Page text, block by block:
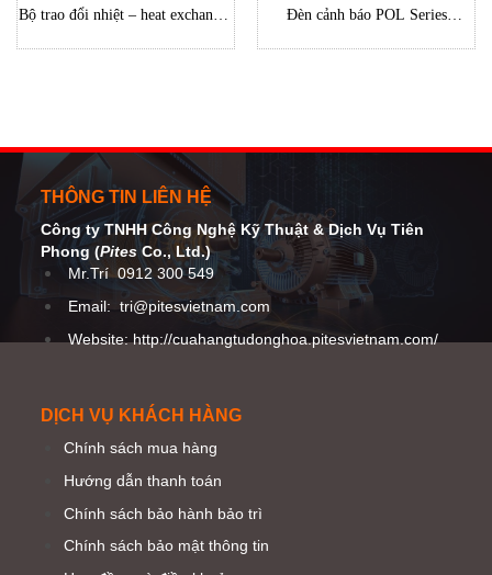
Bộ trao đổi nhiệt – heat exchanger
Pfannenberg
Đèn cảnh báo POL Series
THÔNG TIN LIÊN HỆ
Công ty TNHH Công Nghệ Kỹ Thuật& Dịch Vụ Tiên
Phong (Pites Co., Ltd.)
Mr.Trí 0912 300 549
Email:tri@pitesvietnam.com
Website: http://cuahangtudonghoa.pitesvietnam.com/
DỊCH VỤ KHÁCH HÀNG
Chính sách mua hàng
Hướng dẫn thanh toán
Chính sách bảo hành bảo trì
Chính sách bảo mật thông tin